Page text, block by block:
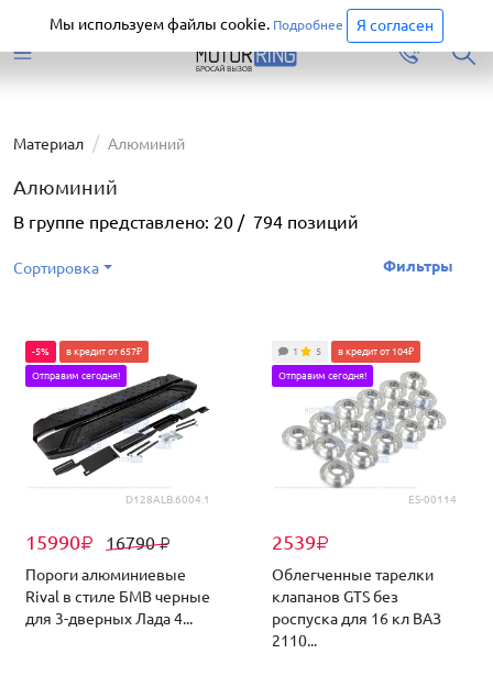
Перейти
Материал Алюминий
Алюминий
В группе представлено: 20 / 794 позиций
Сортировка Фильтры
D128ALВ.6004.1
15990₽ 16790₽
-5% в кредит от 657₽
Отправим сегодня!
Пороги алюминиевые
Rival в стиле БМВ черные
для 3-дверных Лада 4...
ES-00114
2539₽
1 5 в кредит от 104₽
Отправим сегодня!
Облегченные тарелки
клапанов GTS без
роспуска для 16 кл ВАЗ
2110...
Мы используем файлы cookie. Подробнее Я согласен